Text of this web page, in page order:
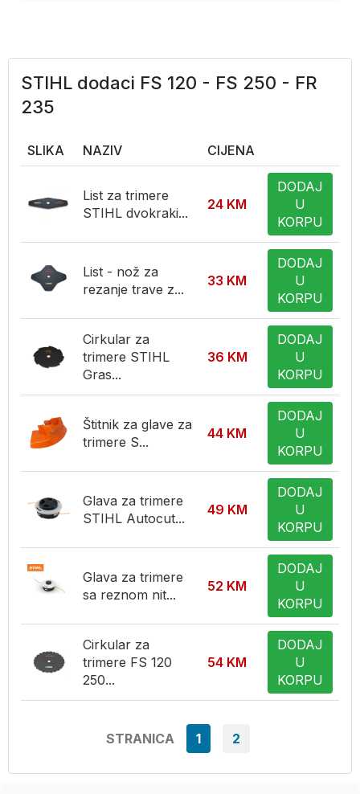
STIHL dodaci FS 120 - FS 250 - FR
235
SLIKA NAZIV CIJENA
List za trimere
STIHL dvokraki...
24 KM
DODAJ
U
KORPU
List - nož za
rezanje trave z...
33 KM
DODAJ
U
KORPU
Cirkular za
trimere STIHL
Gras...
36 KM
DODAJ
U
KORPU
Štitnik za glave za
trimere S...
44 KM
DODAJ
U
KORPU
Glava za trimere
STIHL Autocut...
49 KM
DODAJ
U
KORPU
Glava za trimere
sa reznom nit...
52 KM
DODAJ
U
KORPU
Cirkular za
trimere FS 120
250...
54 KM
DODAJ
U
KORPU
STRANICA 1 2